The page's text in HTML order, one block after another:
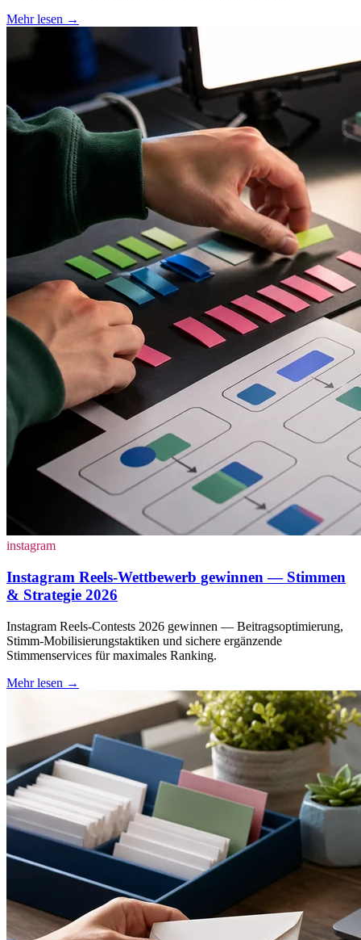
Mehr lesen →
instagram
Instagram Reels-Wettbewerb gewinnen — Stimmen
& Strategie 2026
Instagram Reels-Contests 2026 gewinnen — Beitragsoptimierung,
Stimm-Mobilisierungstaktiken und sichere ergänzende
Stimmenservices für maximales Ranking.
Mehr lesen →